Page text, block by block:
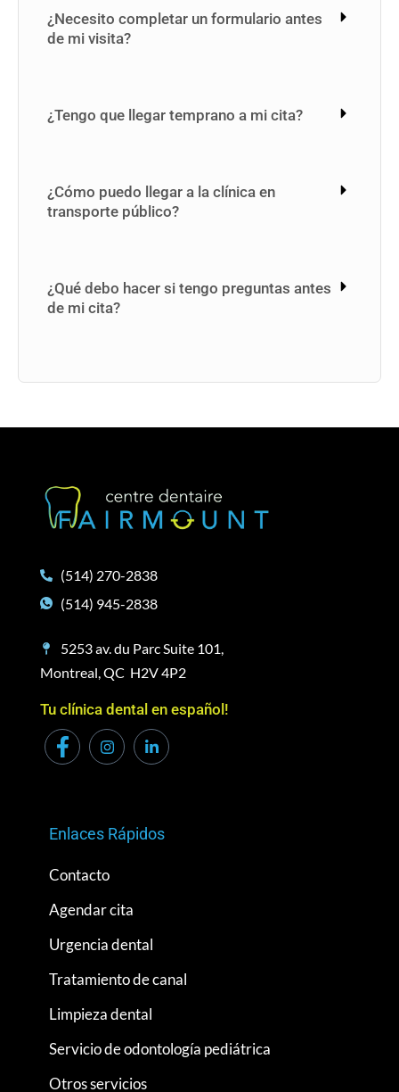
¿Necesito completar un formulario antes
de mi visita?
¿Tengo que llegar temprano a mi cita?
¿Cómo puedo llegar a la clínica en
transporte público?
¿Qué debo hacer si tengo preguntas antes
de mi cita?
(514) 270-2838
(514) 945-2838
5253 av. du Parc Suite 101,
Montreal, QC H2V 4P2
Tu clínica dental en español!
Enlaces Rápidos
Contacto
Agendar cita
Urgencia dental
Tratamiento de canal
Limpieza dental
Servicio de odontología pediátrica
Otros servicios